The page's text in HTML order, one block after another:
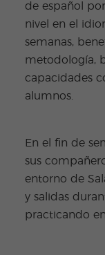
de español
nivel en el
semanas,
metodología,
capacidades
alumnos.
En el fin de
sus
entorno de
y salidas
practicando